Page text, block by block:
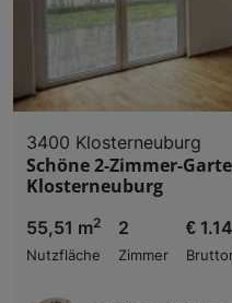
3400 Klosterneuburg
Schöne 2-Zimmer-
Klosterneuburg
55,51 m2
Nutzfläche
2
Zimmer
€